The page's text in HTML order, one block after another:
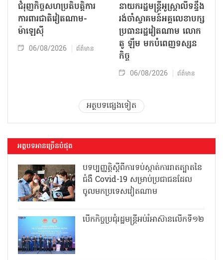
ជំរុញកិច្ចសហប្រតិបត្តិការ
ការពារជាតិវៀតណាម-
ម៉ាឡេស៊ី
06/08/2026 ព័ត៌មាន
នាយករដ្ឋមន្ត្រីអូស្ត្រាលីទន្ទឹង
រង់ចាំស្វាគមន៍អគ្គលេខាបក្ស
ប្រធានរដ្ឋវៀតណាម លោក
តូ ឡឹម មកបំពេញទស្សន
កិច្ច
06/08/2026 ព័ត៌មាន
អត្ថបទផ្សេងទៀត
អត្ថបទអានច្រើនបំផុត
បទប្បញ្ញត្តិស្តីពីការទប់ស្កាត់ការរាតត្បាតនៃ
ជំងឺ Covid-19 សម្រាប់ប្រជាជនដែល
ចូលមកប្រទេសវៀតណាម
បើកកិច្ចប្រជុំរដ្ឋមន្ត្រីអប់រំអាស៊ានលើកទី១២